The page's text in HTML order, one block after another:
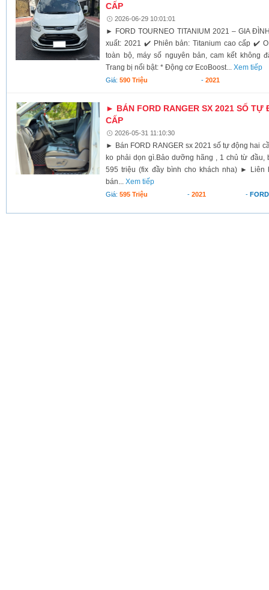
CẤP
2026-06-29 10:01:01
► FORD TOURNEO TITANIUM 2021 – GIA
xuất: 2021 ✔️ Phiên bản: Titanium cao cấp ✔️
toàn bộ, máy số nguyên bản, cam kết không
Trang bị nổi bật: * Động cơ EcoBoost...Xem tiếp
Giá:590 Triệu - 2021
► BÁN FORD RANGER SX 2021 SỐ TỰ
CẤP
2026-05-31 11:10:30
► Bán FORD RANGER sx 2021 số tự động hai
ko phải dọn gì.Bảo dưỡng hãng , 1 chủ từ
595 triệu (fix đầy bình cho khách nha) ► Liên
bán...Xem tiếp
Giá:595 Triệu -2021 - FORD